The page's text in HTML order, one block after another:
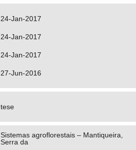
24-Jan-2017
24-Jan-2017
24-Jan-2017
27-Jun-2016
tese
Sistemas agroflorestais – Mantiqueira,
Serra da